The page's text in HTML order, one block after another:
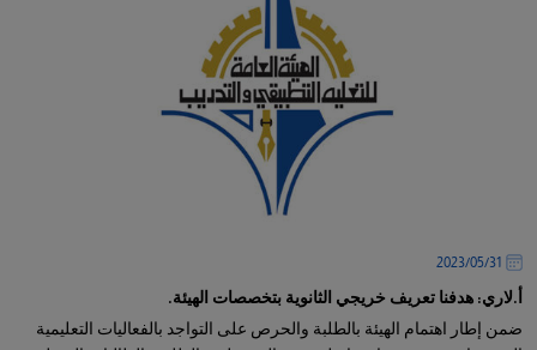
31‏/05‏/2023
أ.لاري: هدفنا تعريف خريجي الثانوية بتخصصات الهيئة.
ضمن إطار اهتمام الهيئة بالطلبة والحرص على التواجد بالفعاليات التعليمية